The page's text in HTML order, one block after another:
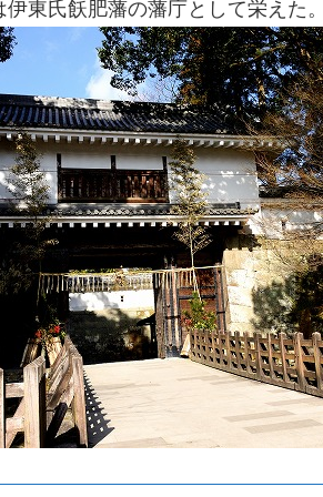
伊東氏飫肥藩の藩庁として栄えた